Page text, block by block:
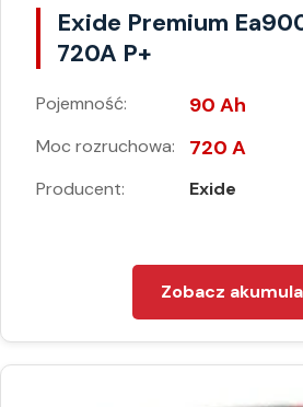
Exide Premium
720A P+
Pojemność: 90 Ah
Moc rozruchowa: 720 A
Producent: Exide
Zobacz